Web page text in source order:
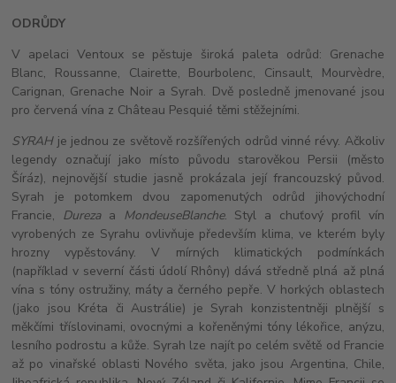
ODRŮDY
V apelaci Ventoux se pěstuje široká paleta odrůd: Grenache
Blanc, Roussanne, Clairette, Bourbolenc, Cinsault, Mourvèdre,
Carignan, Grenache Noir a Syrah. Dvě posledně jmenované jsou
pro červená vína z Château Pesquié těmi stěžejními.
SYRAH je jednou ze světově rozšířených odrůd vinné révy. Ačkoliv
legendy označují jako místo původu starověkou Persii (město
Šíráz), nejnovější studie jasně prokázala její francouzský původ.
Syrah je potomkem dvou zapomenutých odrůd jihovýchodní
Francie, Durezaa MondeuseBlanche. Styl a chuťový profil vín
vyrobených ze Syrahu ovlivňuje především klima, ve kterém byly
hrozny vypěstovány. V mírných klimatických podmínkách
(například v severní části údolí Rhôny) dává středně plná až plná
vína s tóny ostružiny, máty a černého pepře. V horkých oblastech
(jako jsou Kréta či Austrálie) je Syrah konzistentněji plnější s
měkčími tříslovinami, ovocnými a kořeněnými tóny lékořice, anýzu,
lesního podrostu a kůže. Syrah lze najít po celém světě od Francie
až po vinařské oblasti Nového světa, jako jsou Argentina, Chile,